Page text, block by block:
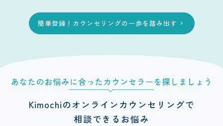
簡単登録！カウンセリングの一歩を踏み出す chevron_right
Kimochiのオンラインカウンセリングで
相談できるお悩み